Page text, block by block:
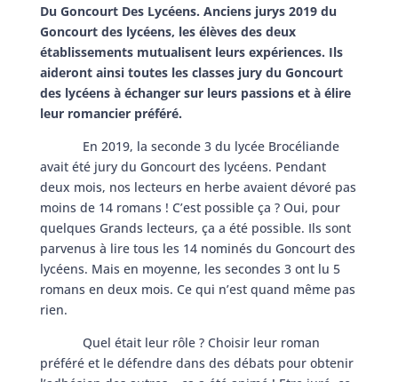
Du Goncourt Des Lycéens. Anciens jurys 2019 du
Goncourt des lycéens, les élèves des deux
établissements mutualisent leurs expériences. Ils
aideront ainsi toutes les classes jury du Goncourt
des lycéens à échanger sur leurs passions et à élire
leur romancier préféré.
En 2019, la seconde 3 du lycée Brocéliande
avait été jury du Goncourt des lycéens. Pendant
deux mois, nos lecteurs en herbe avaient dévoré pas
moins de 14 romans ! C’est possible ça ? Oui, pour
quelques Grands lecteurs, ça a été possible. Ils sont
parvenus à lire tous les 14 nominés du Goncourt des
lycéens. Mais en moyenne, les secondes 3 ont lu 5
romans en deux mois. Ce qui n’est quand même pas
rien.
Quel était leur rôle ? Choisir leur roman
préféré et le défendre dans des débats pour obtenir